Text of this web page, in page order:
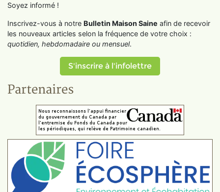
Soyez informé !
Inscrivez-vous à notre Bulletin Maison Saine afin de recevoir
les nouveaux articles selon la fréquence de votre choix :
quotidien, hebdomadaire ou mensuel.
S'inscrire à l'infolettre
Partenaires